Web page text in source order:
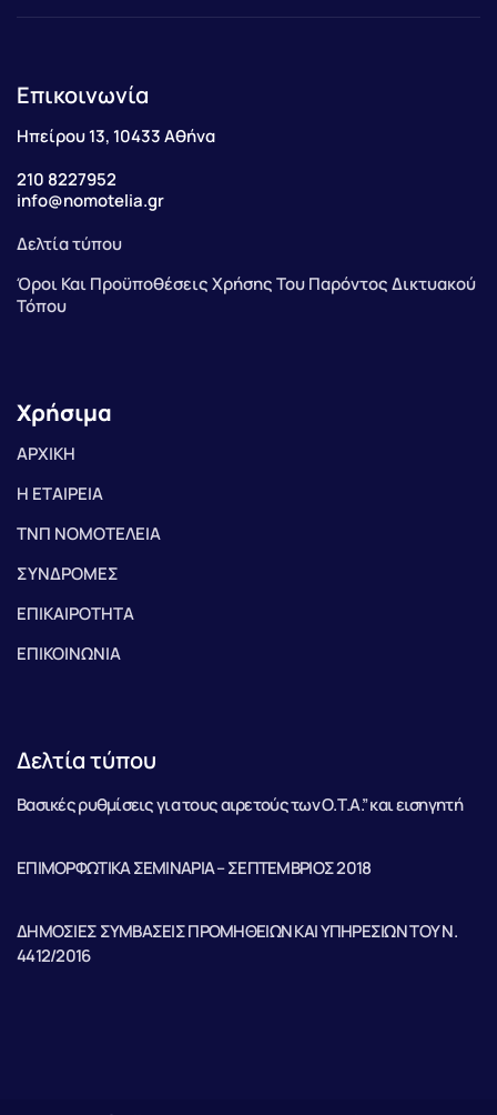
Επικοινωνία
Ηπείρου 13, 10433 Αθήνα
210 8227952
info@nomotelia.gr
Δελτία τύπου
Όροι Και Προϋποθέσεις Χρήσης Του Παρόντος Δικτυακού
Τόπου
Χρήσιμα
ΑΡΧΙΚΗ
Η ΕΤΑΙΡΕΙΑ
ΤΝΠ ΝΟΜΟΤΕΛΕΙΑ
ΣΥΝΔΡΟΜΕΣ
ΕΠΙΚΑΙΡΟΤΗΤΑ
ΕΠΙΚΟΙΝΩΝΙΑ
Δελτία τύπου
Βασικές ρυθμίσεις για τους αιρετούς των Ο.Τ.Α.” και εισηγητή
ΕΠΙΜΟΡΦΩΤΙΚΑ ΣΕΜΙΝΑΡΙΑ – ΣΕΠΤΕΜΒΡΙΟΣ 2018
ΔΗΜΟΣΙΕΣ ΣΥΜΒΑΣΕΙΣ ΠΡΟΜΗΘΕΙΩΝ ΚΑΙ ΥΠΗΡΕΣΙΩΝ ΤΟΥ Ν.
4412/2016